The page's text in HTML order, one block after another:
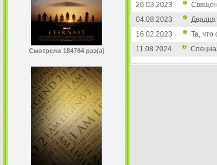
Смотрели 184784 раз(а)
26.03.2023
04.08.2023
16.02.2023
Та, что
11.08.2024